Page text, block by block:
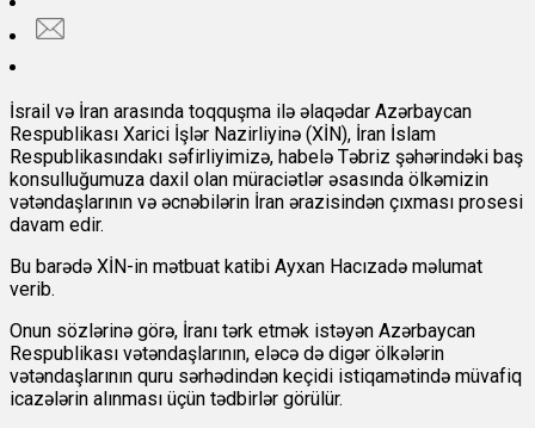
İsrail və İran arasında toqquşma ilə əlaqədar Azərbaycan
Respublikası Xarici İşlər Nazirliyinə (XİN), İran İslam
Respublikasındakı səfirliyimizə, habelə Təbriz şəhərindəki baş
konsulluğumuza daxil olan müraciətlər əsasında ölkəmizin
vətəndaşlarının və əcnəbilərin İran ərazisindən çıxması prosesi
davam edir.
Bu barədə XİN-in mətbuat katibi Ayxan Hacızadə məlumat
verib.
Onun sözlərinə görə, İranı tərk etmək istəyən Azərbaycan
Respublikası vətəndaşlarının, eləcə də digər ölkələrin
vətəndaşlarının quru sərhədindən keçidi istiqamətində müvafiq
icazələrin alınması üçün tədbirlər görülür.